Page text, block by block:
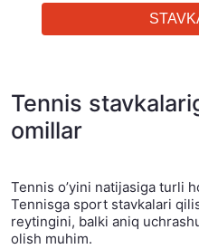
Tennis
omillar
Tennis o’yini natijasiga turli
Tennisga sport stavkalari
reytingini, balki aniq
olish muhim.